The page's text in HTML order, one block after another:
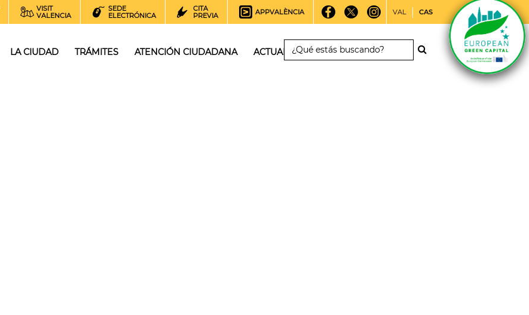
VISIT
VALENCIA
SEDE
ELECTRÓNICA
CITA
PREVIA
APPVALÈNCIA VAL CAS
LA CIUDAD TRÁMITES ATENCIÓN CIUDADANA ACTUALIDAD